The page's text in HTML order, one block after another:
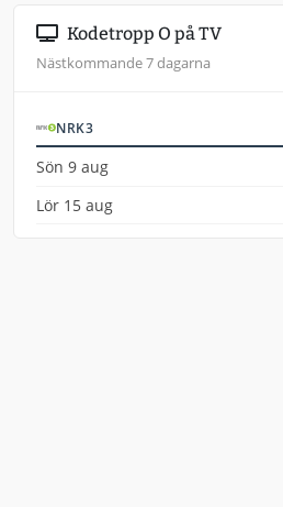
Kodetropp O på TV
Nästkommande 7 dagarna
NRK3
Sön 9 aug
Lör 15 aug